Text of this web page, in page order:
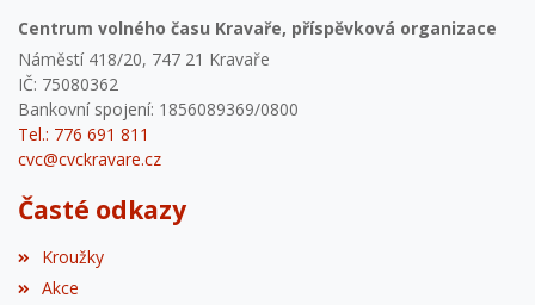
Centrum volného času Kravaře, příspěvková organizace
Náměstí 418/20, 747 21 Kravaře
IČ: 75080362
Bankovní spojení: 1856089369/0800
Tel.: 776 691 811
cvc@cvckravare.cz
Časté odkazy
Kroužky
Akce